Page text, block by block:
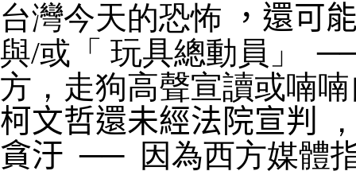
台灣今天的恐怖 ，還可
與/或 「 玩具總動員」
方 ， 走狗高聲宣讀或喃
柯文哲還未經法院宣判
貪汙 ── 因為西方媒體